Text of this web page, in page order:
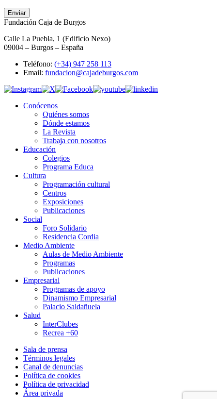
Enviar
Fundación Caja de Burgos
Calle La Puebla, 1 (Edificio Nexo)
09004 – Burgos – España
Teléfono: (+34) 947 258 113
Email: fundacion@cajadeburgos.com
Conócenos
Quiénes somos
Dónde estamos
La Revista
Trabaja con nosotros
Educación
Colegios
Programa Educa
Cultura
Programación cultural
Centros
Exposiciones
Publicaciones
Social
Foro Solidario
Residencia Cordia
Medio Ambiente
Aulas de Medio Ambiente
Programas
Publicaciones
Empresarial
Programas de apoyo
Dinamismo Empresarial
Palacio Saldañuela
Salud
InterClubes
Recrea +60
Sala de prensa
Términos legales
Canal de denuncias
Política de cookies
Política de privacidad
Área privada